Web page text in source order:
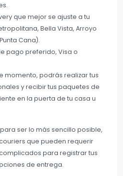
que mejor se ajuste a tu
Bella Vista, Arroyo
Cana).
pago preferido, Visa o
momento, podrás realizar tus
y recibir tus paquetes de
en la puerta de tu casa u
ser lo más sencillo posible,
que pueden requerir
para registrar tus
de entrega.